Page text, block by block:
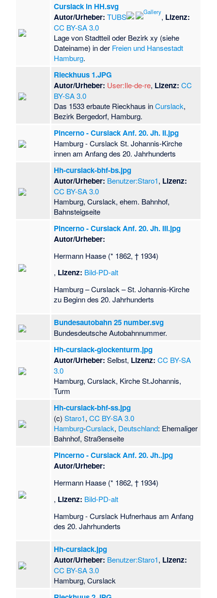
Curslack in HH.svg
Autor/Urheber: TUBS , Lizenz:
CC BY-SA 3.0
Lage von Stadtteil oder Bezirk xy (siehe
Dateiname) in der Freien und Hansestadt
Hamburg.
Rieckhuus 1.JPG
Autor/Urheber: User:Ile-de-re, Lizenz: CC
BY-SA 3.0
Das 1533 erbaute Rieckhaus inCurslack,
Bezirk Bergedorf, Hamburg.
Pincerno - Curslack Anf. 20. Jh. II.jpg
Hamburg - Curslack St. Johannis-Kirche
innen am Anfang des 20. Jahrhunderts
Hh-curslack-bhf-bs.jpg
Autor/Urheber: Benutzer:Staro1, Lizenz:
CC BY-SA 3.0
Hamburg, Curslack, ehem. Bahnhof,
Bahnsteigseite
Pincerno - Curslack Anf. 20. Jh. III.jpg
Autor/Urheber:
Hermann Haase (* 1862, † 1934)
, Lizenz: Bild-PD-alt
Hamburg – Curslack – St. Johannis-Kirche
zu Beginn des 20. Jahrhunderts
Bundesautobahn 25 number.svg
Bundesdeutsche Autobahnnummer.
Hh-curslack-glockenturm.jpg
Autor/Urheber: Selbst, Lizenz: CC BY-SA
3.0
Hamburg, Curslack, Kirche St.Johannis,
Turm
Hh-curslack-bhf-ss.jpg
(c)Staro1,CC BY-SA 3.0
Hamburg-Curslack, Deutschland: Ehemaliger
Bahnhof, Straßenseite
Pincerno - Curslack Anf. 20. Jh..jpg
Autor/Urheber:
Hermann Haase (* 1862, † 1934)
, Lizenz: Bild-PD-alt
Hamburg - Curslack Hufnerhaus am Anfang
des 20. Jahrhunderts
Hh-curslack.jpg
Autor/Urheber: Benutzer:Staro1, Lizenz:
CC BY-SA 3.0
Hamburg, Curslack